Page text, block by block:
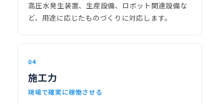
高圧水発生装置、生産設備、ロボット関連設備な
ど、用途に応じたものづくりに対応します。
04
施工力
現場で確実に稼働させる